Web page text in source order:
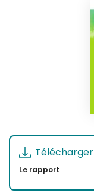
Télécharger
Le rapport